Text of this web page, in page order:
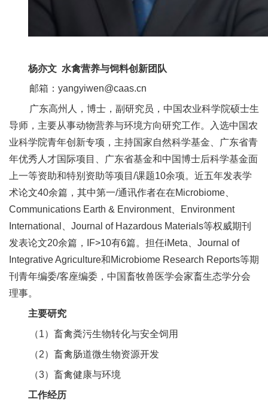
究
生
教
交
流
合
作
杨亦文 水禽营养与饲料创新团队
邮箱：yangyiwen@caas.cn
广东高州人，博士，副研究员，中国农业科学院硕士生
导师，主要从事动物营养与环境方向研究工作。入选中国农
业科学院青年创新专项，主持国家自然科学基金、广东省青
年优秀人才国际项目、广东省基金和中国博士后科学基金面
上一等资助和特别资助等项目/课题10余项。近五年发表学
术论文40余篇，其中第一/通讯作者在在Microbiome、
Communications Earth & Environment、Environment
International、Journal of Hazardous Materials等权威期刊
发表论文20余篇，IF>10有6篇。担任iMeta、Journal of
Integrative Agriculture和Microbiome Research Reports等期
刊青年编委/客座编委，中国畜牧兽医学会家畜生态学分会
理事。
主要研究
（1）畜禽粪污生物转化与安全饲用
（2）畜禽肠道微生物资源开发
（3）畜禽健康与环境
工作经历